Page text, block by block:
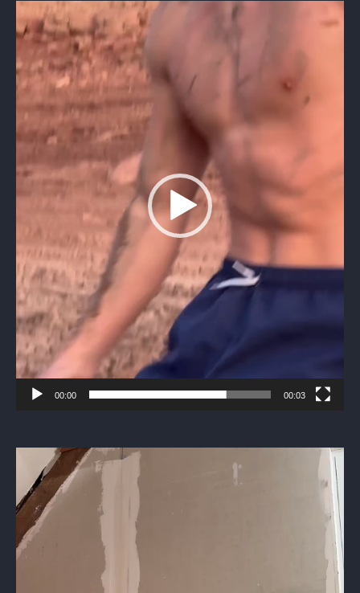
Видеоплеер
00:00 00:03
Видеоплеер